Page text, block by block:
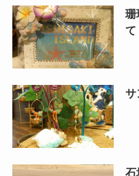
珊
て
サ
石